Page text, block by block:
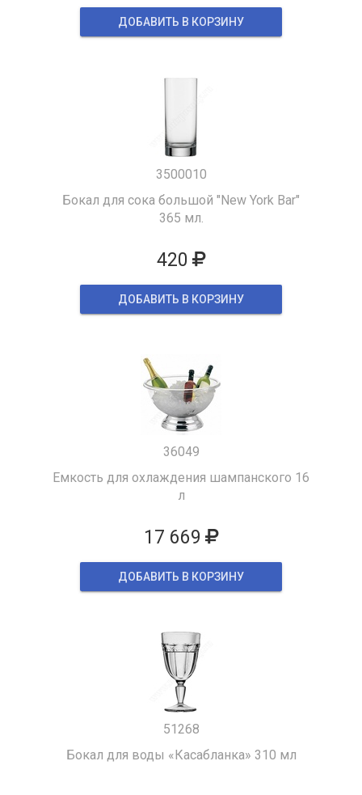
ДОБАВИТЬ В КОРЗИНУ
3500010
Бокал для сока большой "New York Bar"
365 мл.
420
ДОБАВИТЬ В КОРЗИНУ
36049
Емкость для охлаждения шампанского 16
л
17 669
ДОБАВИТЬ В КОРЗИНУ
51268
Бокал для воды «Касабланка» 310 мл